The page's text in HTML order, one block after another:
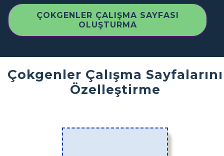
ÇOKGENLER ÇALIŞMA SAYFASI
OLUŞTURMA
Çokgenler Çalışma Sayfalarını
Özelleştirme